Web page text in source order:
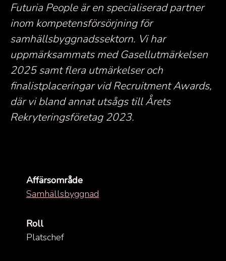
Futuria People är en specialiserad partner
inom kompetensförsörjning för
samhällsbyggnadssektorn. Vi har
uppmärksammats med Gasellutmärkelsen
2025 samt flera utmärkelser och
finalistplaceringar vid Recruitment Awards,
där vi bland annat utsågs till Årets
Rekryteringsföretag 2023.
Affärsområde
Samhällsbyggnad
Roll
Platschef